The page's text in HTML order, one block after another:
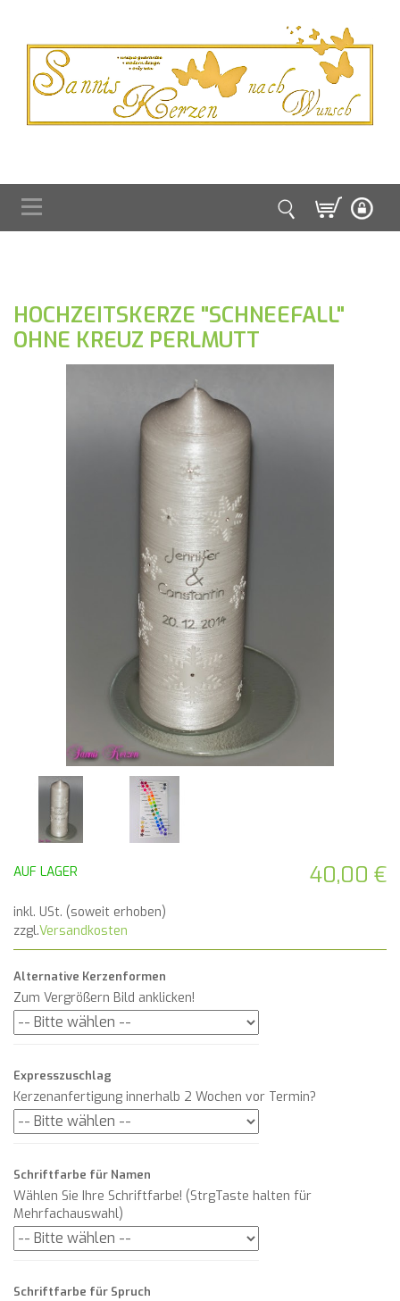
HOCHZEITSKERZE "SCHNEEFALL"
OHNE KREUZ PERLMUTT
40,00 €
AUF LAGER
inkl. USt. (soweit erhoben)
zzgl.Versandkosten
Alternative Kerzenformen
Zum Vergrößern Bild anklicken!
Expresszuschlag
Kerzenanfertigung innerhalb 2 Wochen vor Termin?
Schriftfarbe für Namen
Wählen Sie Ihre Schriftfarbe! (StrgTaste halten für
Mehrfachauswahl)
Schriftfarbe für Spruch